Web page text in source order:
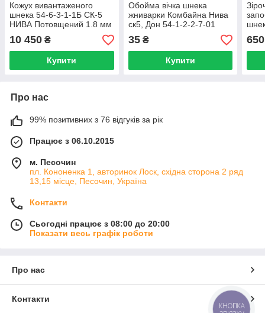
Кожух вивантаженого
шнека 54-6-3-1-1Б СК-5
НИВА Потовщений 1.8 мм
10 450 ₴
Купити
Обойма вічка шнека
жниварки Комбайна Нива
ск5, Дон 54-1-2-2-7-01
товщина 1мм
35₴
Купити
650
Про нас
99% позитивних з 76 відгуків за рік
Працює з 06.10.2015
м. Песочин
пл. Кононенка 1, авторинок Лоск, східна сторона 2 ряд
13,15 місце, Песочин, Україна
Контакти
Сьогодні працює з 08:00 до 20:00
Показати весь графік роботи
Про нас
Контакти
КНОПКА